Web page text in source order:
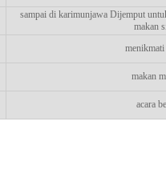
sampai di karimunjawa Dijemput
makan
menikmati
makan
acara